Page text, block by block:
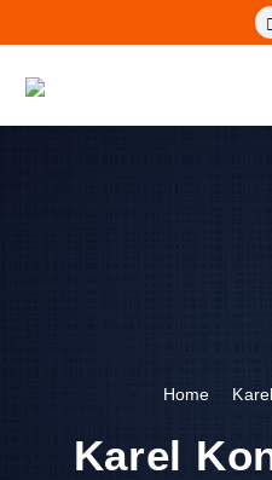
Home
Karel